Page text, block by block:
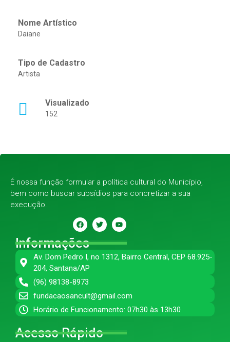
Nome Artístico
Daiane
Tipo de Cadastro
Artista
Visualizado
152
É nossa função formular a política cultural do Município,
bem como buscar subsídios para concretizar a sua
execução.
Informações
Av. Dom Pedro I, no 1312, Bairro Central, CEP 68.925-
204, Santana/AP
(96) 98138-8973
fundacaosancult@gmail.com
Horário de Funcionamento: 07h30 às 13h30
Acesso Rápido